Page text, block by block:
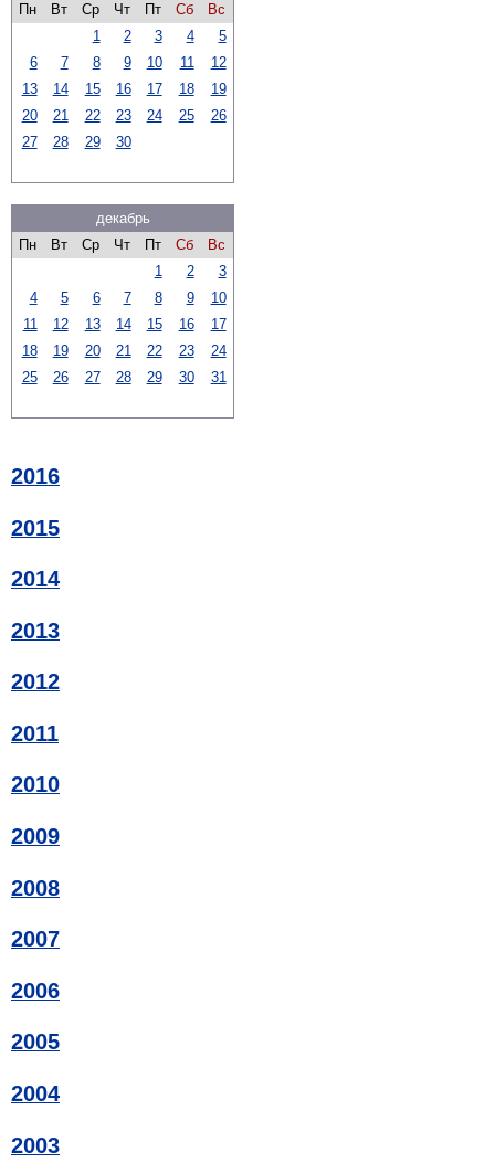
Пн
Вт Ср Чт Пт Сб
Вс
1
2 3 4
5
6
7 8 9 10 11
12
13
14 15 16 17 18
19
20
21 22 23 24 25
26
27
28 29 30
декабрь
Пн
Вт Ср Чт Пт Сб
Вс
1
2
3
4
5 6 7 8 9
10
11
12 13 14 15 16
17
18
19 20 21 22 23
24
25
26 27 28 29 30 31
2016
2015
2014
2013
2012
2011
2010
2009
2008
2007
2006
2005
2004
2003